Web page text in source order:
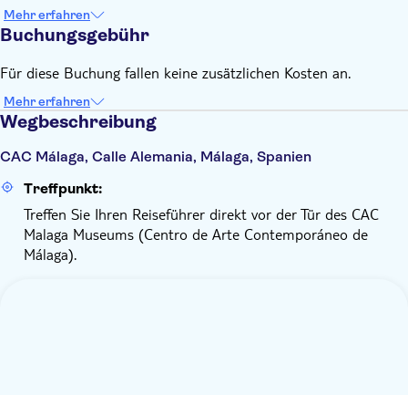
Mehr erfahren
Buchungsgebühr
Für diese Buchung fallen keine zusätzlichen Kosten an.
Mehr erfahren
Wegbeschreibung
CAC Málaga, Calle Alemania, Málaga, Spanien
Treffpunkt:
Treffen Sie Ihren Reiseführer direkt vor der Tür des CAC
Malaga Museums (Centro de Arte Contemporáneo de
Málaga).